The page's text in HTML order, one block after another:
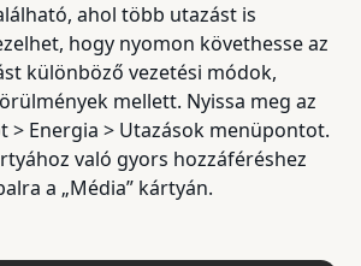
ahol több utazást is
hogy nyomon követhesse az
különböző vezetési módok,
mellett. Nyissa meg az
> Energia > Utazások menüpontot.
való gyors hozzáféréshez
a „Média” kártyán.